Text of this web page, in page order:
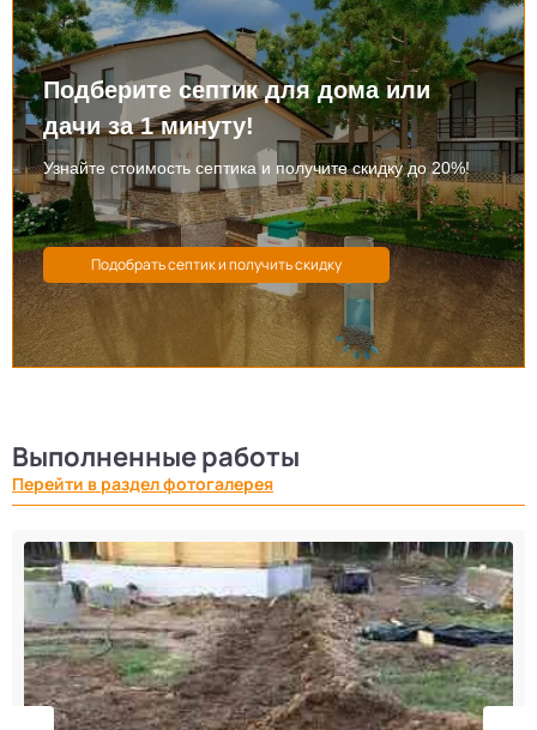
Подберите септик для дома или
дачи за 1 минуту!
Узнайте стоимость септика и получите скидку до 20%!
Выполненные работы
Перейти в раздел фотогалерея